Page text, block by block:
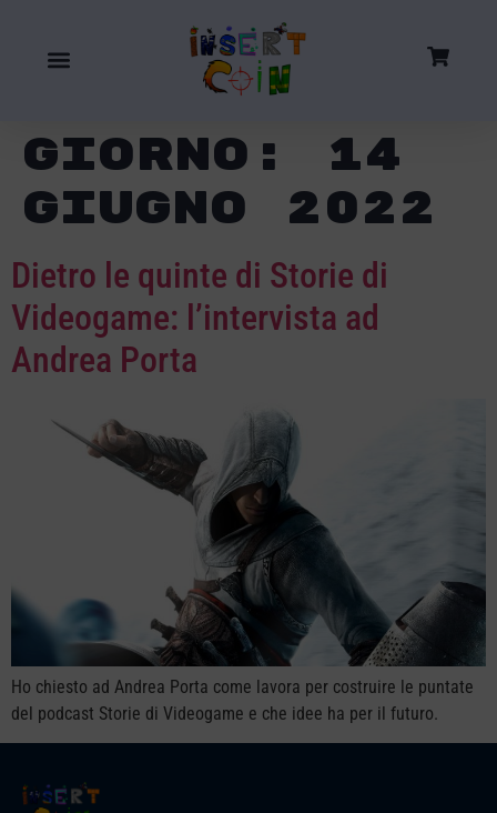
Giorno: 14
Giugno 2022
Dietro le quinte di Storie di
Videogame: l’intervista ad
Andrea Porta
Ho chiesto ad Andrea Porta come lavora per costruire le puntate
del podcast Storie di Videogame e che idee ha per il futuro.